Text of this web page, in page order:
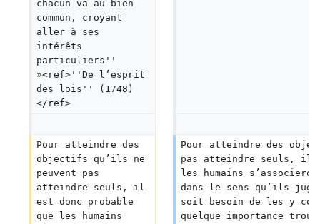
chacun va au bien
commun, croyant
aller à ses
intérêts
particuliers''
»<ref>''De l’esprit
des lois'' (1748)
</ref>
Pour atteindre des
objectifs qu’ils ne
peuvent pas
atteindre seuls, il
est donc probable
que les humains
Pour atteindre des
pas atteindre seuls, il
les humains
dans le sens qu’ils
soit besoin de les y
quelque importance